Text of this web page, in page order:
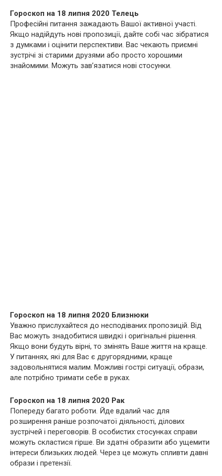
Гороскоп на 18 липня 2020 Телець
Професійні питання зажадають Вашої активної участі.
Якщо надійдуть нові пропозиції, дайте собі час зібратися
з думками і оцінити перспективи. Вас чекають приємні
зустрічі зі старими друзями або просто хорошими
знайомими. Можуть зав’язатися нові стосунки.
Гороскоп на 18 липня 2020 Близнюки
Уважно прислухайтеся до несподіваних пропозицій. Від
Вас можуть знадобитися швидкі і оригінальні рішення.
Якщо вони будуть вірні, то змінять Ваше життя на краще.
У питаннях, які для Вас є другорядними, краще
задовольнятися малим. Можливі гострі ситуації, образи,
але потрібно тримати себе в руках.
Гороскоп на 18 липня 2020 Рак
Попереду багато роботи. Йде вдалий час для
розширення раніше розпочатої діяльності, ділових
зустрічей і переговорів. В особистих стосунках справи
можуть скластися гірше. Ви здатні образити або ущемити
інтереси близьких людей. Через це можуть спливти давні
образи і претензії.